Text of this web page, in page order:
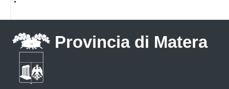
Provincia di Matera